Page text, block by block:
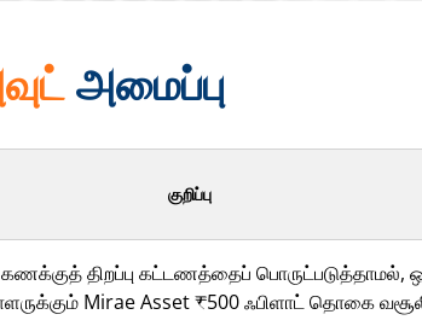
அமைப்பு
குறிப்பு
திறப்பு கட்டணத்தைப் பொருட்படுத்தாமல்,
Mirae Asset ₹500 ஃபிளாட் தொகை